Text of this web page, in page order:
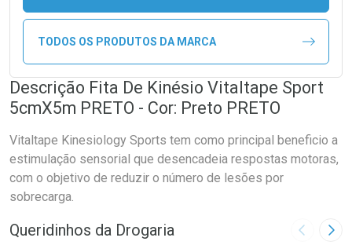
TODOS OS PRODUTOS DA MARCA
Descrição Fita De Kinésio Vitaltape Sport
5cmX5m PRETO - Cor: Preto PRETO
Vitaltape Kinesiology Sports tem como principal beneficio a
estimulação sensorial que desencadeia respostas motoras,
com o objetivo de reduzir o número de lesões por
sobrecarga.
Queridinhos da Drogaria Imagem